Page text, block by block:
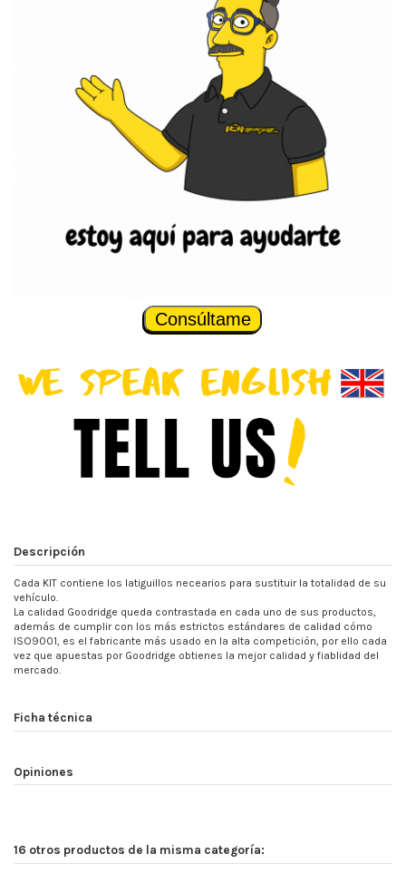
Consúltame
Descripción
Cada KIT contiene los latiguillos necearios para sustituir la totalidad de su
vehículo.
La calidad Goodridge queda contrastada en cada uno de sus productos,
además de cumplir con los más estrictos estándares de calidad cómo
ISO9001, es el fabricante más usado en la alta competición, por ello cada
vez que apuestas por Goodridge obtienes la mejor calidad y fiablidad del
mercado.
Ficha técnica
Opiniones
16 otros productos de la misma categoría: